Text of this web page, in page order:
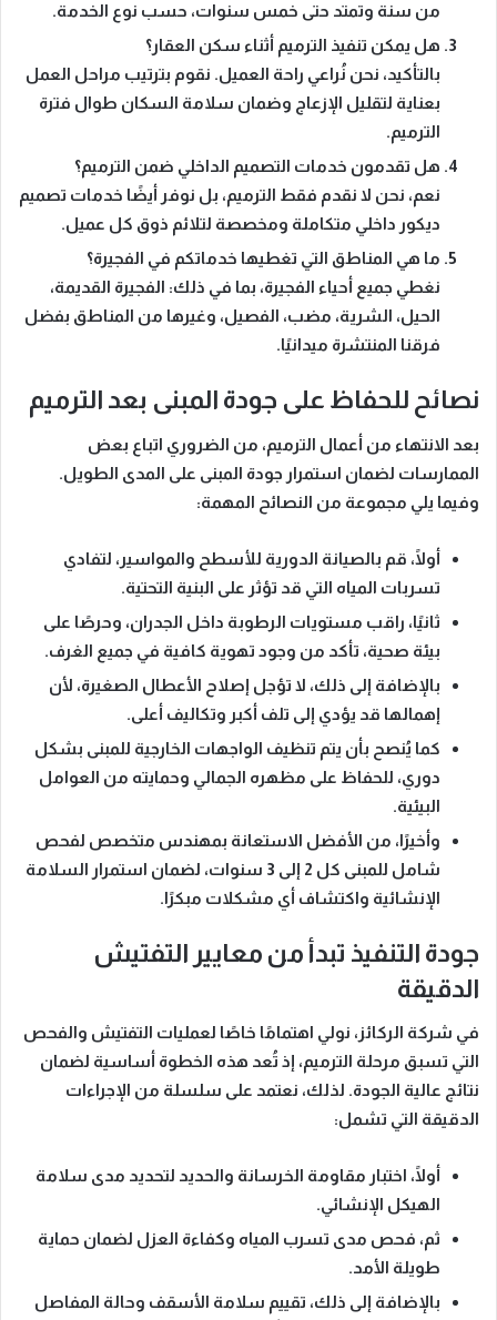
من سنة وتمتد حتى خمس سنوات، حسب نوع الخدمة.
هل يمكن تنفيذ الترميم أثناء سكن العقار؟
بالتأكيد، نحن نُراعي راحة العميل. نقوم بترتيب مراحل العمل
بعناية لتقليل الإزعاج وضمان سلامة السكان طوال فترة
الترميم.
هل تقدمون خدمات التصميم الداخلي ضمن الترميم؟
نعم، نحن لا نقدم فقط الترميم، بل نوفر أيضًا خدمات تصميم
ديكور داخلي متكاملة ومخصصة لتلائم ذوق كل عميل.
ما هي المناطق التي تغطيها خدماتكم في الفجيرة؟
نغطي جميع أحياء الفجيرة، بما في ذلك: الفجيرة القديمة،
الحيل، الشرية، مضب، الفصيل، وغيرها من المناطق بفضل
فرقنا المنتشرة ميدانيًا.
نصائح للحفاظ على جودة المبنى بعد الترميم
بعد الانتهاء من أعمال الترميم، من الضروري اتباع بعض
الممارسات لضمان استمرار جودة المبنى على المدى الطويل.
وفيما يلي مجموعة من النصائح المهمة:
أولًا، قم بالصيانة الدورية للأسطح والمواسير، لتفادي
تسربات المياه التي قد تؤثر على البنية التحتية.
ثانيًا، راقب مستويات الرطوبة داخل الجدران، وحرصًا على
بيئة صحية، تأكد من وجود تهوية كافية في جميع الغرف.
بالإضافة إلى ذلك، لا تؤجل إصلاح الأعطال الصغيرة، لأن
إهمالها قد يؤدي إلى تلف أكبر وتكاليف أعلى.
كما يُنصح بأن يتم تنظيف الواجهات الخارجية للمبنى بشكل
دوري، للحفاظ على مظهره الجمالي وحمايته من العوامل
البيئية.
وأخيرًا، من الأفضل الاستعانة بمهندس متخصص لفحص
شامل للمبنى كل 2 إلى 3 سنوات، لضمان استمرار السلامة
الإنشائية واكتشاف أي مشكلات مبكرًا.
جودة التنفيذ تبدأ من معايير التفتيش
الدقيقة
في شركة الركائز، نولي اهتمامًا خاصًا لعمليات التفتيش والفحص
التي تسبق مرحلة الترميم، إذ تُعد هذه الخطوة أساسية لضمان
نتائج عالية الجودة. لذلك، نعتمد على سلسلة من الإجراءات
الدقيقة التي تشمل:
أولًا، اختبار مقاومة الخرسانة والحديد لتحديد مدى سلامة
الهيكل الإنشائي.
ثم، فحص مدى تسرب المياه وكفاءة العزل لضمان حماية
طويلة الأمد.
بالإضافة إلى ذلك، تقييم سلامة الأسقف وحالة المفاصل